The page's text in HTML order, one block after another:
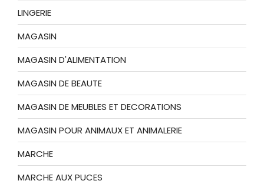
LINGERIE
MAGASIN
MAGASIN D'ALIMENTATION
MAGASIN DE BEAUTE
MAGASIN DE MEUBLES ET DECORATIONS
MAGASIN POUR ANIMAUX ET ANIMALERIE
MARCHE
MARCHE AUX PUCES